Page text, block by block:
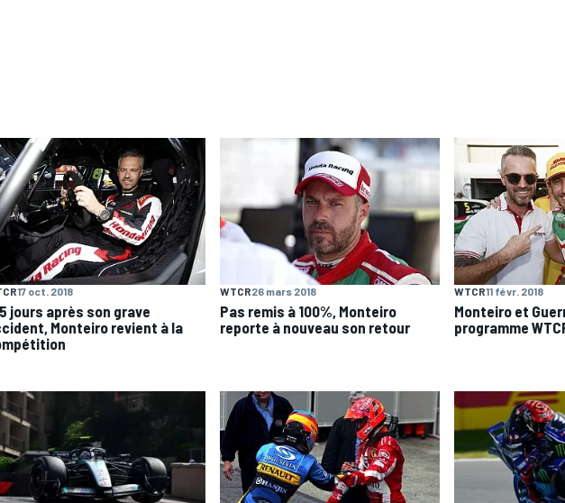
17 oct. 2018
jours après son grave
Monteiro revient à la
WTCR26 mars 2018
Pas remis à 100%, Monteiro
reporte à nouveau son retour
WTCR11 févr. 2018
Monteiro et
programme